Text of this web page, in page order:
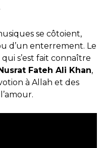
se côtoient,
d’un enterrement. Le
s’est fait connaître
Fateh Ali Khan,
à Allah et des